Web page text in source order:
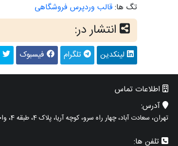
تگ ها:قالب وردپرس فروشگاهی
انتشار در:
لینکدین تلگرام فیسبوک
اطلاعات تماس
آدرس:
تهران، سعادت آباد، چهار راه سرو، کوچه آریا، پلاک 4، طبقه 4، واحد 7
تلفن ها: